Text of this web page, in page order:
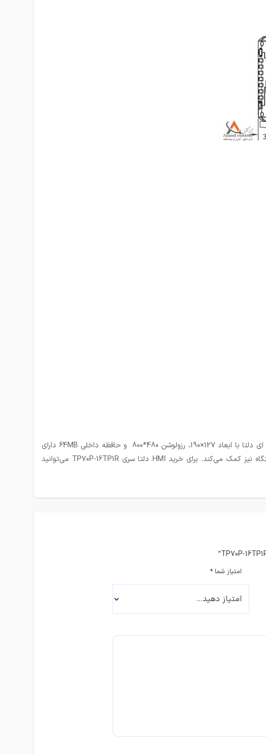
همان طور که گفته شد HMI دلتا سری TP70P-16TP1R برای استفاده در صنایع مختلف بسیار مناسب است این مدل از اچ ام ای دلتا با ابعاد 127×190، رزولوشن 480*800 و حافظه داخلی 64MB دارای
ویژگی‌های زیادی است که کار را برای کاربر بسیار آسان کرده و راندمان کاری را بالا می‌برد. همچنین به بالا رفتن راندمان دستگاه نیز کمک می‌کند. برای خرید HMI دلتا سری TP70P-16TP1R می‌توانید
امتیاز شما *